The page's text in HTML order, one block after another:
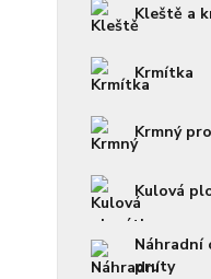
Kleště a
Krmítka
Krmný
Kulová
Náhradní
pruty